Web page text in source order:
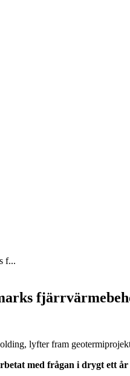
f...
lyfter fram
med frågan i drygt ett